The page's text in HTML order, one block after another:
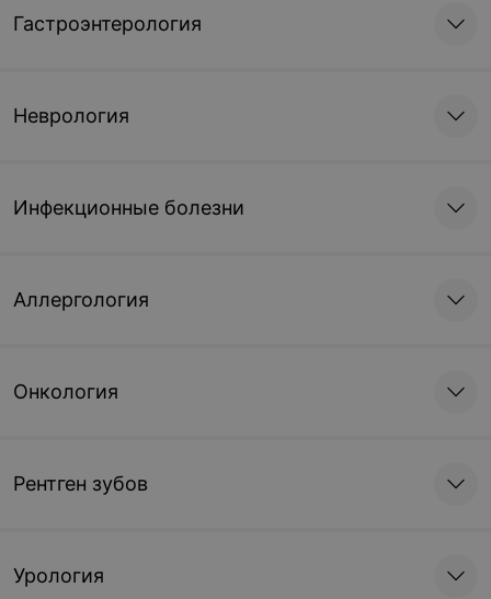
Гастроэнтерология
Неврология
Инфекционные болезни
Аллергология
Онкология
Рентген зубов
Урология